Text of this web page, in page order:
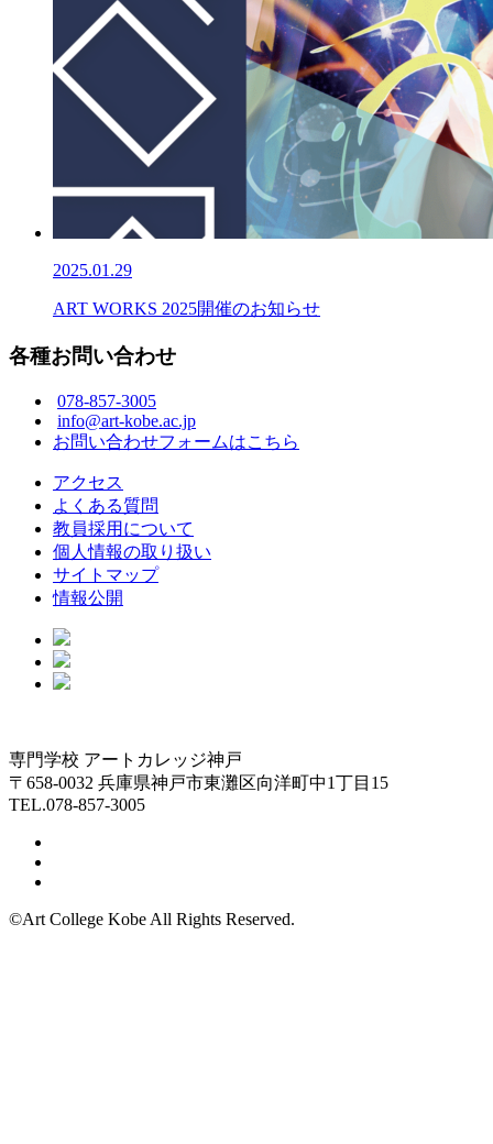
2025.01.29
ART WORKS 2025開催のお知らせ
各種お問い合わせ
078-857-3005
info@art-kobe.ac.jp
お問い合わせフォームはこちら
アクセス
よくある質問
教員採用について
個人情報の取り扱い
サイトマップ
情報公開
専門学校 アートカレッジ神戸
〒658-0032 兵庫県神戸市東灘区向洋町中1丁目15
TEL.078-857-3005
©Art College Kobe All Rights Reserved.